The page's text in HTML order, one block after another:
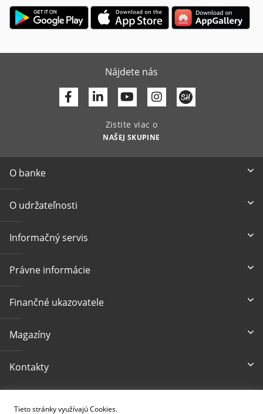
Tieto stránky využívajú Cookies.
Nájdete nás
Facebook
LinkedinYoutube
Zistite viac o
NAŠEJ SKUPINE
O banke
O udržateľnosti
Informačný servis
Právne informácie
Finančné ukazovatele
Magazíny
Kontakty